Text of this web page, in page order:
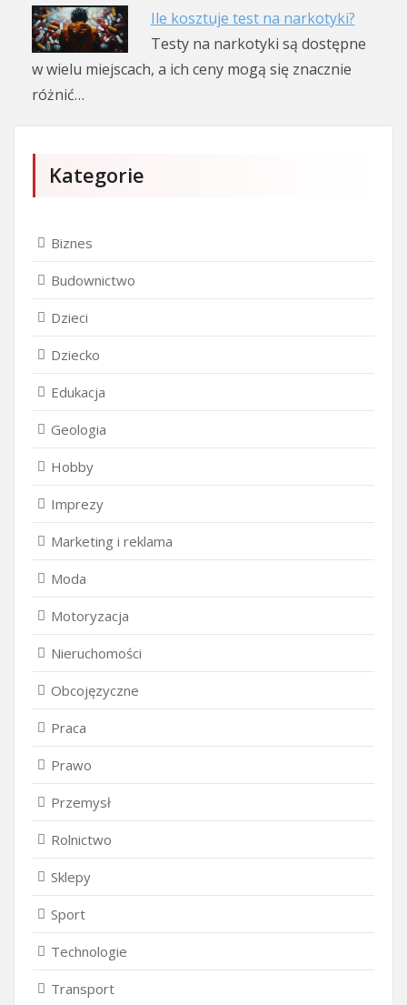
Ile kosztuje test na narkotyki?
Testy na narkotyki są dostępne
w wielu miejscach, a ich ceny mogą się znacznie
różnić…
Kategorie
Biznes
Budownictwo
Dzieci
Dziecko
Edukacja
Geologia
Hobby
Imprezy
Marketing i reklama
Moda
Motoryzacja
Nieruchomości
Obcojęzyczne
Praca
Prawo
Przemysł
Rolnictwo
Sklepy
Sport
Technologie
Transport